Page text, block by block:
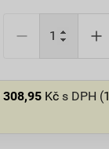
308,95 Kč s DPH (